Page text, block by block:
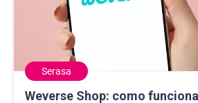
Serasa
Weverse Shop: como funciona
Weverse Shop: como funciona o